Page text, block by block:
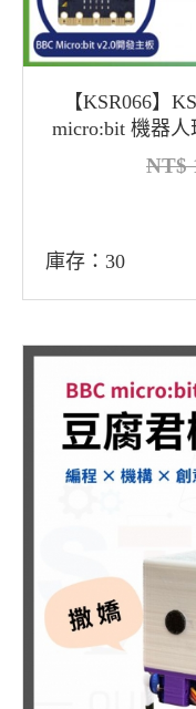
【KSR066】
micro:bit 機器
庫存：30